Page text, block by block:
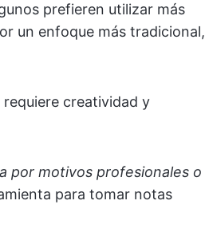
prefieren utilizar más
un enfoque más tradicional,
creatividad y
por motivos profesionales o
para tomar notas